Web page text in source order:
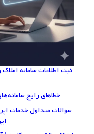
ثبت اطلاعات سامانه
خطاهای رایج
سوالات متداول خدمات